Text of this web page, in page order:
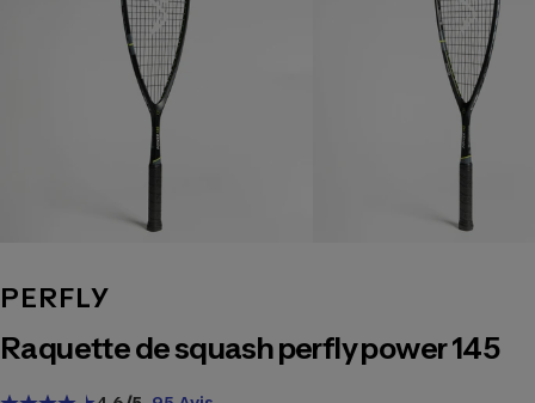
PERFLY
Raquette de squash perfly power 145